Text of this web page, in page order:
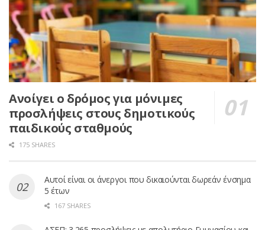
Ανοίγει ο δρόμος για μόνιμες
προσλήψεις στους δημοτικούς
παιδικούς σταθμούς
175 SHARES
Αυτοί είναι οι άνεργοι που δικαιούνται δωρεάν ένσημα
5 έτων
167 SHARES